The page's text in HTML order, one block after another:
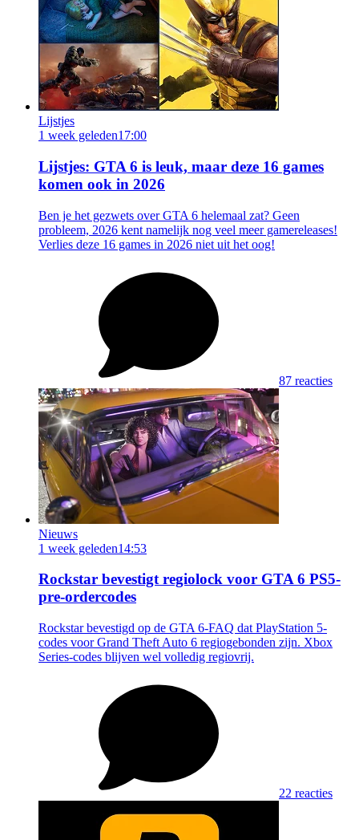
Lijstjes
1 week geleden17:00
Lijstjes: GTA 6 is leuk, maar deze 16 games
komen ook in 2026
Ben je het gezwets over GTA 6 helemaal zat? Geen
probleem, 2026 kent namelijk nog veel meer gamereleases!
Verlies deze 16 games in 2026 niet uit het oog!
87 reacties
Nieuws
1 week geleden14:53
Rockstar bevestigt regiolock voor GTA 6 PS5-
pre-ordercodes
Rockstar bevestigd op de GTA 6-FAQ dat PlayStation 5-
codes voor Grand Theft Auto 6 regiogebonden zijn. Xbox
Series-codes blijven wel volledig regiovrij.
22 reacties